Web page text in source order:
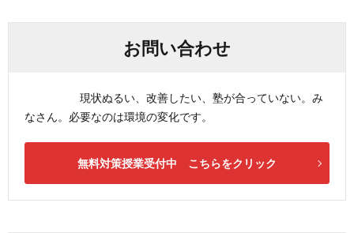
お問い合わせ
現状ぬるい、改善したい、塾が合っていない。み
なさん。必要なのは環境の変化です。
無料対策授業受付中 こちらをクリック